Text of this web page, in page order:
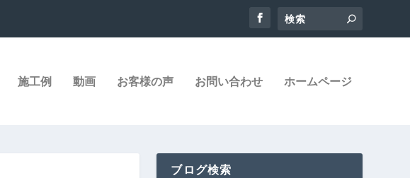
施工例 動画 お客様の声 お問い合わせ ホームページ
ブログ検索